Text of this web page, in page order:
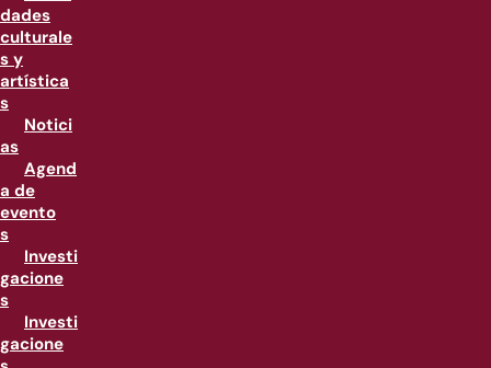
dades
culturale
s y
artística
s
Notici
as
Agend
a de
evento
s
Investi
gacione
s
Investi
gacione